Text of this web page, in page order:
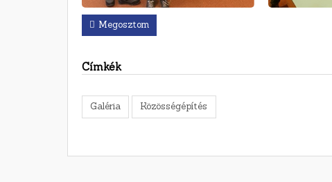
Megosztom
Címkék
Galéria Közösségépítés